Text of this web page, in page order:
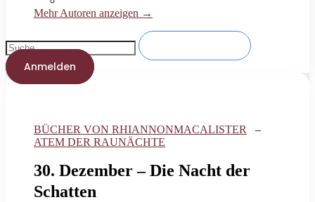
Mehr Autoren anzeigen →
Anmelden
BÜCHER VON RHIANNONMACALISTER
–
ATEM DER RAUNÄCHTE
30. Dezember – Die Nacht der
Schatten